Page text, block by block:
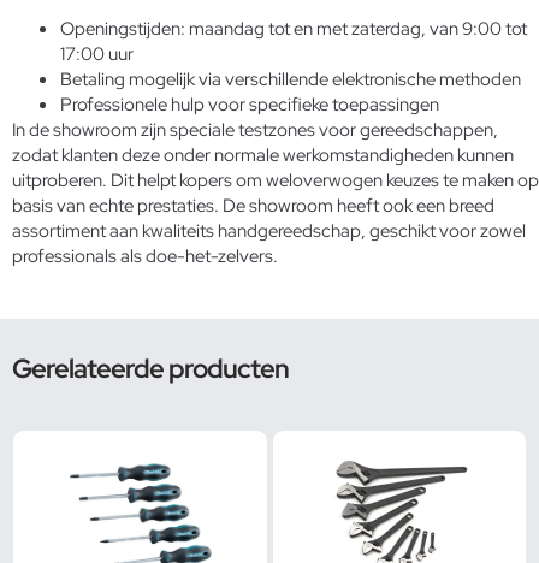
Openingstijden: maandag tot en met zaterdag, van 9:00 tot
17:00 uur
Betaling mogelijk via verschillende elektronische methoden
Professionele hulp voor specifieke toepassingen
In de showroom zijn speciale testzones voor gereedschappen,
zodat klanten deze onder normale werkomstandigheden kunnen
uitproberen. Dit helpt kopers om weloverwogen keuzes te maken op
basis van echte prestaties. De showroom heeft ook een breed
assortiment aankwaliteits handgereedschap, geschikt voor zowel
professionals als doe-het-zelvers.
Gerelateerde producten